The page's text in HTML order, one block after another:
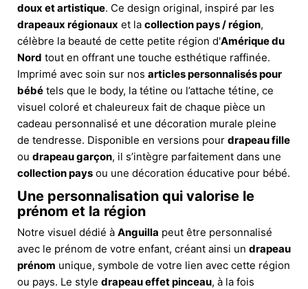
doux et artistique. Ce design original, inspiré par les
drapeaux régionaux et la collection pays / région,
célèbre la beauté de cette petite région d'Amérique du
Nord tout en offrant une touche esthétique raffinée.
Imprimé avec soin sur nos articles personnalisés pour
bébé tels que le body, la tétine ou l’attache tétine, ce
visuel coloré et chaleureux fait de chaque pièce un
cadeau personnalisé et une décoration murale pleine
de tendresse. Disponible en versions pour drapeau fille
ou drapeau garçon, il s’intègre parfaitement dans une
collection pays ou une décoration éducative pour bébé.
Une personnalisation qui valorise le
prénom et la région
Notre visuel dédié à Anguilla peut être personnalisé
avec le prénom de votre enfant, créant ainsi un drapeau
prénom unique, symbole de votre lien avec cette région
ou pays. Le style drapeau effet pinceau, à la fois